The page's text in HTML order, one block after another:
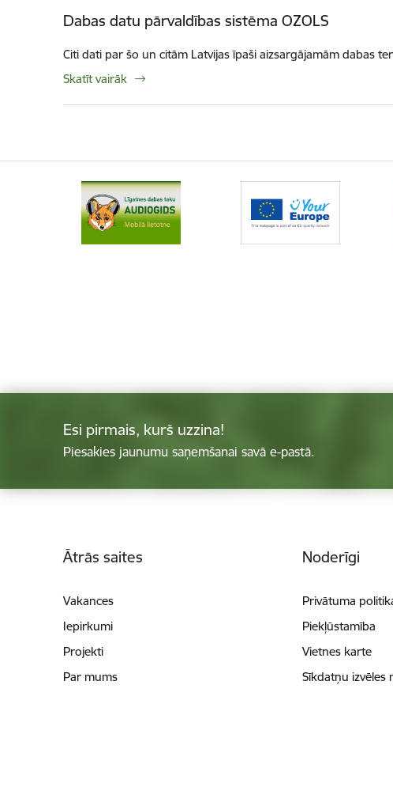
Dabas datu pārvaldības sistēma OZOLS
Citi dati par šo un citām Latvijas īpaši aizsargājamām dabas
Skatīt vairāk
Esi pirmais, kurš uzzina!
Piesakies jaunumu saņemšanai savā e-pastā.
Ātrās saites
Vakances
Iepirkumi
Projekti
Par mums
Noderīgi
Privātuma
Piekļūstamība
Vietnes karte
Sīkdatņu izvēles